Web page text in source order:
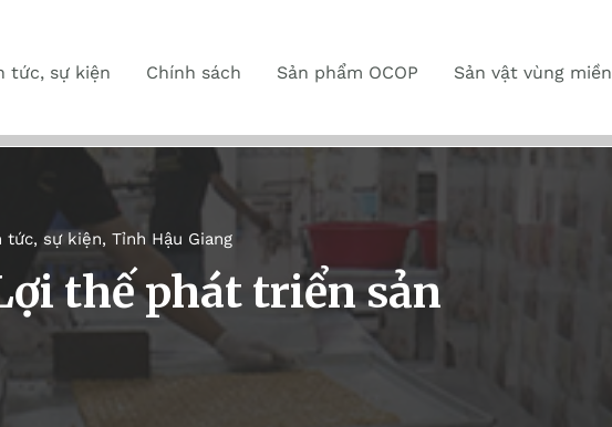
tức, sự kiện Chính sách Sản phẩm OCOP Sản vật vùng miền
tức, sự kiện, Tỉnh Hậu Giang
thế phát triển sản